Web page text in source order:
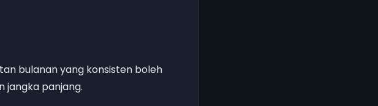
bulanan yang konsisten boleh
panjang.